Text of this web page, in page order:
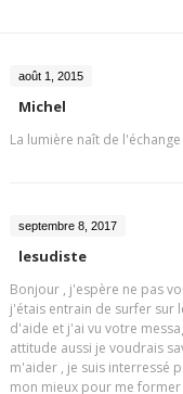
août 1, 2015
Michel
La lumière naît de l'échange
septembre 8, 2017
lesudiste
Bonjour , j'espère ne pas
j'étais entrain de surfer sur
d'aide et j'ai vu votre
attitude aussi je voudrais
m'aider , je suis interressé
mon mieux pour me